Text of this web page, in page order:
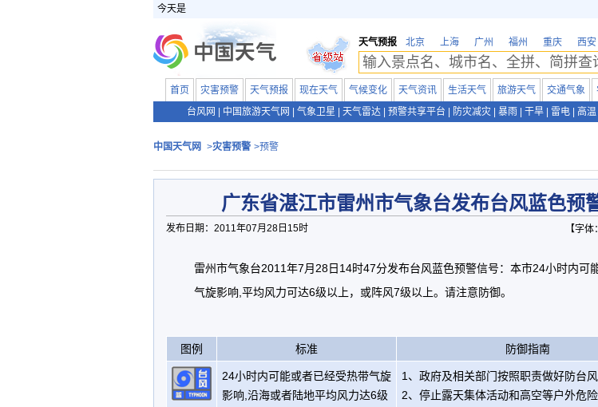
今天是
天气预报 北京 上海 广州 福州 重庆 西安
首页 灾害预警 天气预报 现在天气 气候变化 天气资讯 生活天气 旅游天气 交通气象
台风网
中国旅游天气网 气象卫星 天气雷达 预警共享平台 防灾减灾 暴雨 干旱 雷电 高温
中国天气网 >灾害预警 >预警
广东省湛江市雷州市气象台发布台风蓝色预
发布日期：2011年07月28日15时 【字体：
雷州市气象台2011年7月28日14时47分发布台风蓝色预警信号：本市24小时内可
气旋影响,平均风力可达6级以上，或阵风7级以上。请注意防御。
图例 标准 防御指南
24小时内可能或者已经受热带气旋
影响,沿海或者陆地平均风力达6级
1、政府及相关部门按照职责做好防台风
2、停止露天集体活动和高空等户外危险